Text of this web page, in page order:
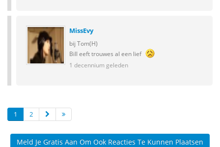
MissEvy
bij Tom(H)
Bill eeft trouwes al een lief
1 decennium geleden
1 2
Meld Je Gratis Aan Om Ook Reacties Te Kunnen Plaatsen